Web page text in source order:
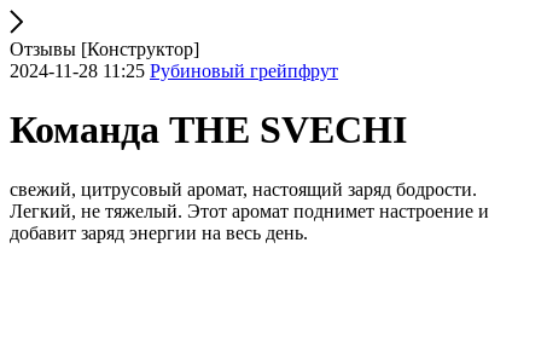
Отзывы [Конструктор]
2024-11-28 11:25 Рубиновый грейпфрут
Команда THE SVECHI
свежий, цитрусовый аромат, настоящий заряд бодрости.
Легкий, не тяжелый. Этот аромат поднимет настроение и
добавит заряд энергии на весь день.